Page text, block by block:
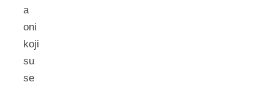
a
oni
koji
su
se